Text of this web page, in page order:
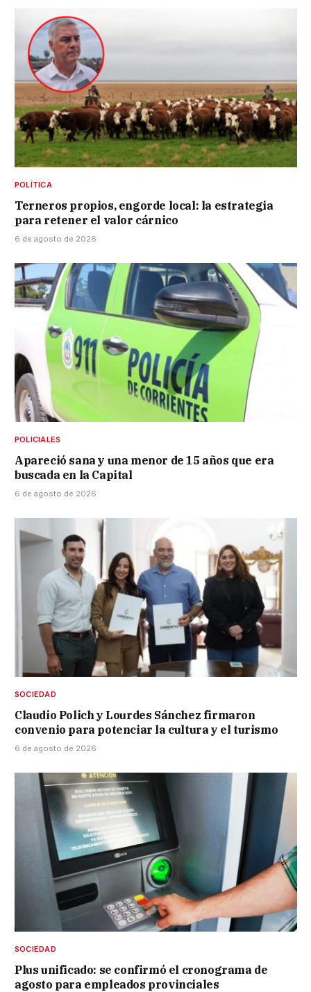
POLÍTICA
Terneros propios, engorde local: la estrategia
para retener el valor cárnico
6 de agosto de 2026
POLICIALES
Apareció sana y una menor de 15 años que era
buscada en la Capital
6 de agosto de 2026
SOCIEDAD
Claudio Polich y Lourdes Sánchez firmaron
convenio para potenciar la cultura y el turismo
6 de agosto de 2026
SOCIEDAD
Plus unificado: se confirmó el cronograma de
agosto para empleados provinciales